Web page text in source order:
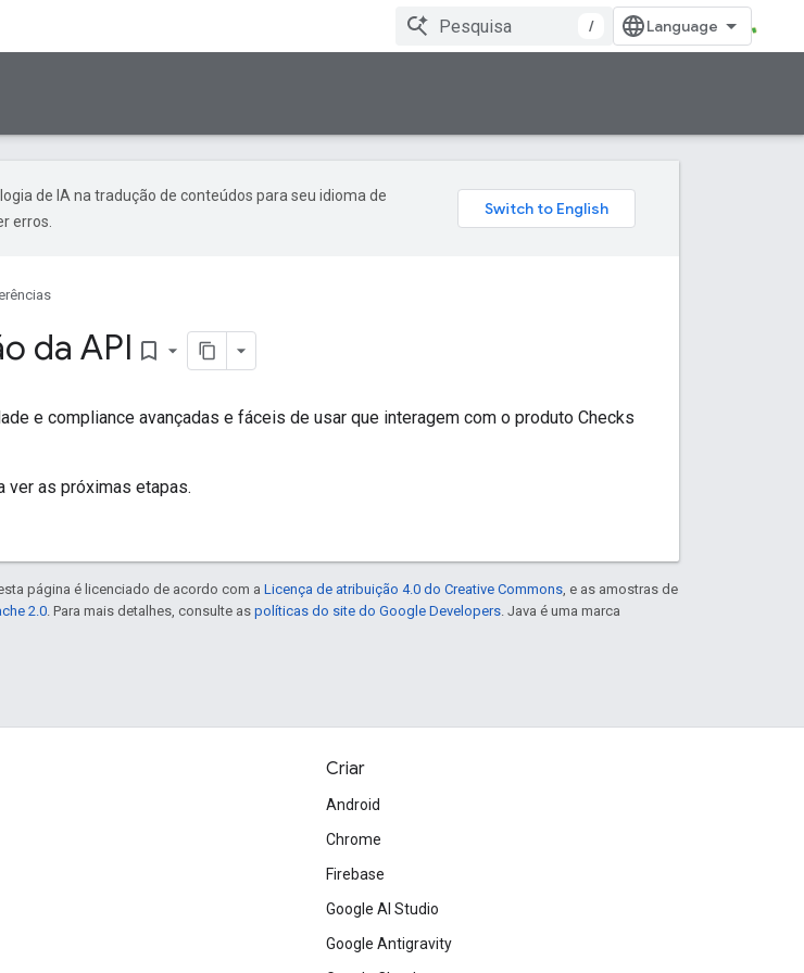
/
de IA na tradução de conteúdos para seu idioma de
erros.
da API bookmark_border
e compliance avançadas e fáceis de usar que interagem com o produto Checks
ver as próximas etapas.
página é licenciado de acordo com a Licença de atribuição 4.0 do Creative Commons , e as amostras de
2.0 . Para mais detalhes, consulte as políticas do site do Google Developers . Java é uma marca
Criar
Android
Chrome
Firebase
Google AI Studio
Google Antigravity